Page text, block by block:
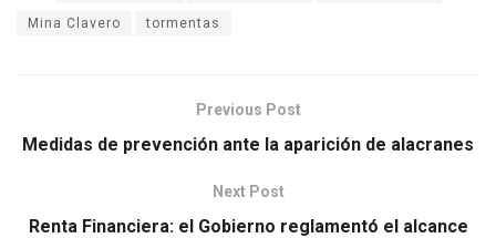
Mina Clavero tormentas
Previous Post
Medidas de prevención ante la aparición de alacranes
Next Post
Renta Financiera: el Gobierno reglamentó el alcance